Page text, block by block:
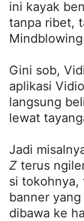
ini kayak
tanpa ribet,
Gini sob,
aplikasi
langsung
lewat
Jadi
Z terus
si tokohnya,
banner
dibawa ke